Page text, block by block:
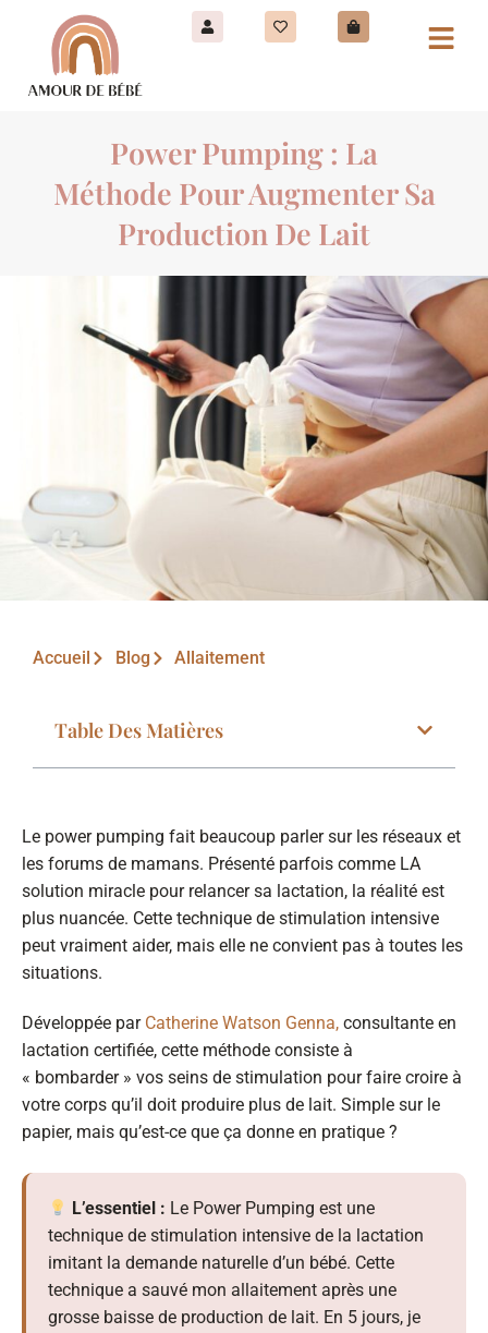
Power Pumping : La
Méthode Pour Augmenter Sa
Production De Lait
Accueil Blog Allaitement
Table Des Matières
Le power pumping fait beaucoup parler sur les réseaux et
les forums de mamans. Présenté parfois comme LA
solution miracle pour relancer sa lactation, la réalité est
plus nuancée. Cette technique de stimulation intensive
peut vraiment aider, mais elle ne convient pas à toutes les
situations.
Développée par Catherine Watson Genna, consultante en
lactation certifiée, cette méthode consiste à
« bombarder » vos seins de stimulation pour faire croire à
votre corps qu’il doit produire plus de lait. Simple sur le
papier, mais qu’est-ce que ça donne en pratique ?
L’essentiel : Le Power Pumping est une
technique de stimulation intensive de la lactation
imitant la demande naturelle d’un bébé. Cette
technique a sauvé mon allaitement après une
grosse baisse de production de lait. En 5 jours, je